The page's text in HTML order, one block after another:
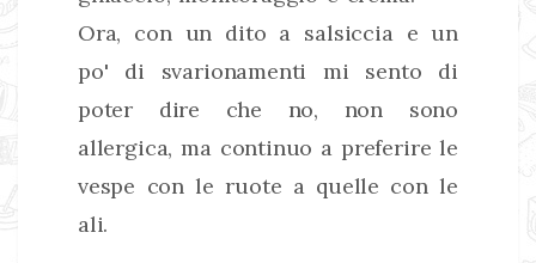
Ora, con un dito a salsiccia e un
po' di svarionamenti mi sento di
poter dire che no, non sono
allergica, ma continuo a preferire le
vespe con le ruote a quelle con le
ali.